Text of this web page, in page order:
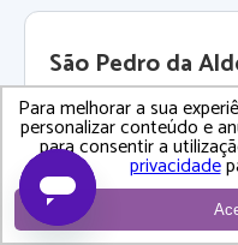
São Pedro da
São Roque - SP
Para melhorar a sua
personalizar conteúdo e
para consentir a
privacidade